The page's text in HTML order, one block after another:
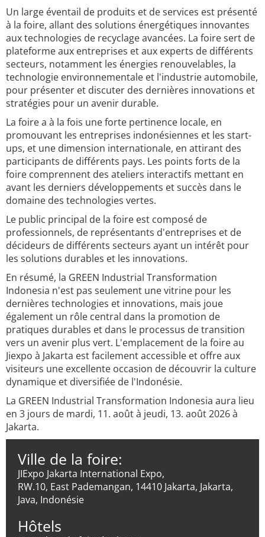
Un large éventail de produits et de services est présenté
à la foire, allant des solutions énergétiques innovantes
aux technologies de recyclage avancées. La foire sert de
plateforme aux entreprises et aux experts de différents
secteurs, notamment les énergies renouvelables, la
technologie environnementale et l'industrie automobile,
pour présenter et discuter des dernières innovations et
stratégies pour un avenir durable.
La foire a à la fois une forte pertinence locale, en
promouvant les entreprises indonésiennes et les start-
ups, et une dimension internationale, en attirant des
participants de différents pays. Les points forts de la
foire comprennent des ateliers interactifs mettant en
avant les derniers développements et succès dans le
domaine des technologies vertes.
Le public principal de la foire est composé de
professionnels, de représentants d'entreprises et de
décideurs de différents secteurs ayant un intérêt pour
les solutions durables et les innovations.
En résumé, la GREEN Industrial Transformation
Indonesia n'est pas seulement une vitrine pour les
dernières technologies et innovations, mais joue
également un rôle central dans la promotion de
pratiques durables et dans le processus de transition
vers un avenir plus vert. L'emplacement de la foire au
Jiexpo à Jakarta est facilement accessible et offre aux
visiteurs une excellente occasion de découvrir la culture
dynamique et diversifiée de l'Indonésie.
La GREEN Industrial Transformation Indonesia aura lieu
en 3 jours de mardi, 11. août à jeudi, 13. août 2026 à
Jakarta.
Ville de la foire:
JIExpo Jakarta International Expo,
RW.10, East Pademangan, 14410 Jakarta, Jakarta,
Java, Indonésie
Hôtels